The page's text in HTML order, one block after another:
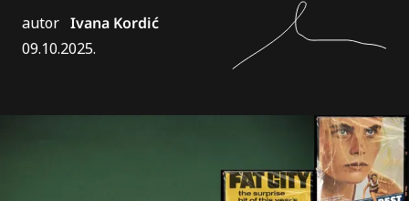
autor Ivana Kordić
09.10.2025.